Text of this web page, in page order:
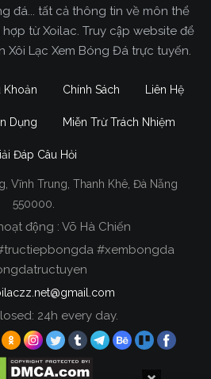
Trực Tiếp Bóng Đá
phát sóng bóng đá trực
Nam. Website được nhiều
lựa chọn nhất phải kể đến
tôi đã có tên tuổi trên thị
tiếp bóng đá từ rất lâu cho
đá... tất cả thông tin về môn thể
từ Xoilac. Truy cập website để
Xôi Lạc Xem Bóng Đá trực tuyến.
Khoản Chính Sách Liên Hệ
Dụng Miễn Trừ Trách Nhiệm
Đáp Câu Hỏi
Vĩnh Trung, Thanh Khê, Đà Nẵng
550000.
động : Võ Hà Chiến
#xembongda
24h every day.